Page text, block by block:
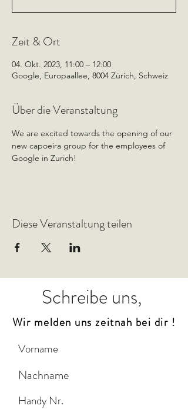
Zeit & Ort
04. Okt. 2023, 11:00 – 12:00
Google, Europaallee, 8004 Zürich, Schweiz
Über die Veranstaltung
We are excited towards the opening of our
new capoeira group for the employees of
Google in Zurich!
Diese Veranstaltung teilen
Schreibe uns,
Wir melden uns zeitnah bei dir !